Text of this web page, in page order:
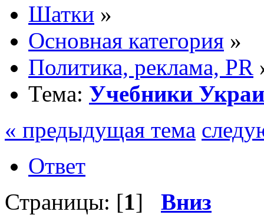
Шатки »
Основная категория »
Политика, реклама, PR
Тема: Учебники
« предыдущая тема
Ответ
Страницы: [1] Вниз